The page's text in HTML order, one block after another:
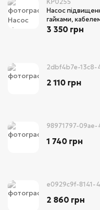
KP0255
Насос
гайками,
3 350 грн
2dbf4b7e-13c8-
2 110 грн
98971797-
1 740 грн
e0929c9f-8141-
2 860 грн